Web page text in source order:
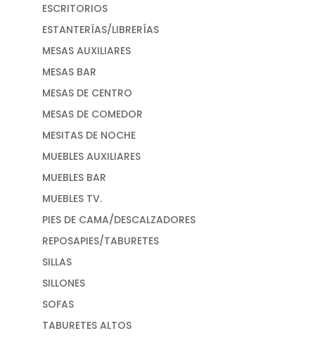
ESCRITORIOS
ESTANTERÍAS/LIBRERÍAS
MESAS AUXILIARES
MESAS BAR
MESAS DE CENTRO
MESAS DE COMEDOR
MESITAS DE NOCHE
MUEBLES AUXILIARES
MUEBLES BAR
MUEBLES TV.
PIES DE CAMA/DESCALZADORES
REPOSAPIES/TABURETES
SILLAS
SILLONES
SOFAS
TABURETES ALTOS